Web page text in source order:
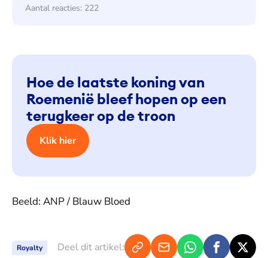
Aantal reacties: 222
Hoe de laatste koning van
Roemenië bleef hopen op een
terugkeer op de troon
Klik hier
Beeld: ANP / Blauw Bloed
Royalty Deel dit artikel: